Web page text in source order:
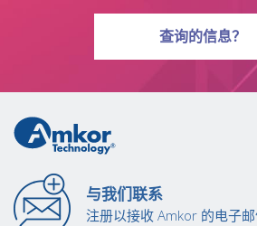
查询有关问题
的信息？
与我们联系
注册以接收 Amkor 的电子